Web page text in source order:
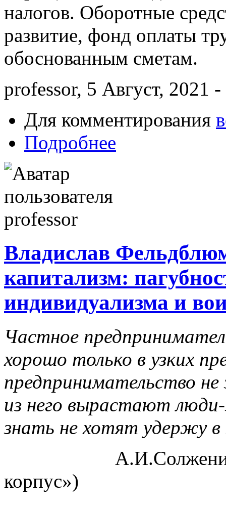
налогов. Оборотные
развитие, фонд оплаты
обоснованным сметам.
professor, 5 Август, 2021
Для комментирования
Подробнее
Владислав
капитализм:
индивидуализма и
Частное
хорошо только в узких
предпринимательство
из него вырастают
знать не хотят удержу
А.И.Солженицын
корпус»)